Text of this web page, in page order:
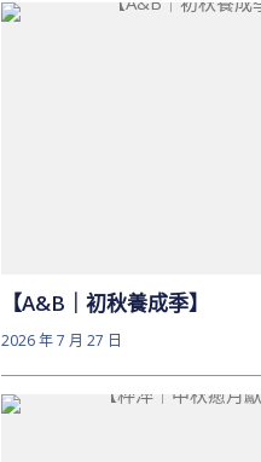
【A&B｜初秋養成季】
2026 年 7 月 27 日